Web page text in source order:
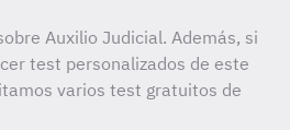
Auxilio Judicial. Además, si
test personalizados de este
varios test gratuitos de